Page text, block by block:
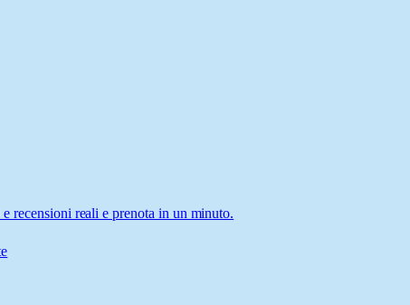
recensioni reali e prenota in un minuto.